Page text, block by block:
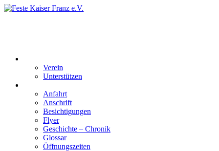
Verein
Unterstützen
Anfahrt
Anschrift
Besichtigungen
Flyer
Geschichte – Chronik
Glossar
Öffnungszeiten